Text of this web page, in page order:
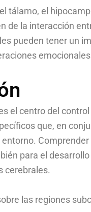
tálamo, el
de la interacción
pueden tener un
el centro del
que, en
para el
cerebrales.
las regiones